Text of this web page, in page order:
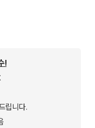
!
립니다.